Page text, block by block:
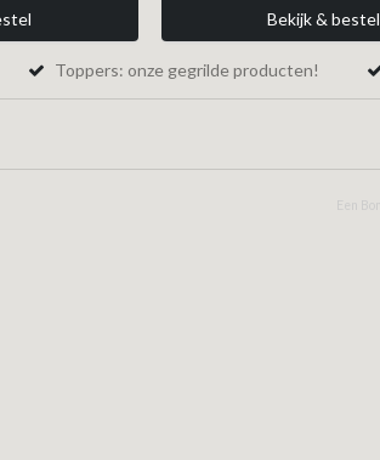
Bekijk & bestel
Toppers: onze gegrilde producten!